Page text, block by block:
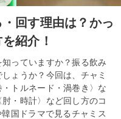
回す理由は？かっ
紹介！
っていますか？振る飲み
ょうか？今回は、チャミ
トルネード・渦巻き〉な
・時計〉など回し方のコ
国ドラマで見るチャミス